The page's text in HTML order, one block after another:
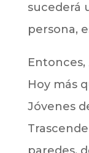
sucederá
persona,
Entonces,
Hoy más
Jóvenes